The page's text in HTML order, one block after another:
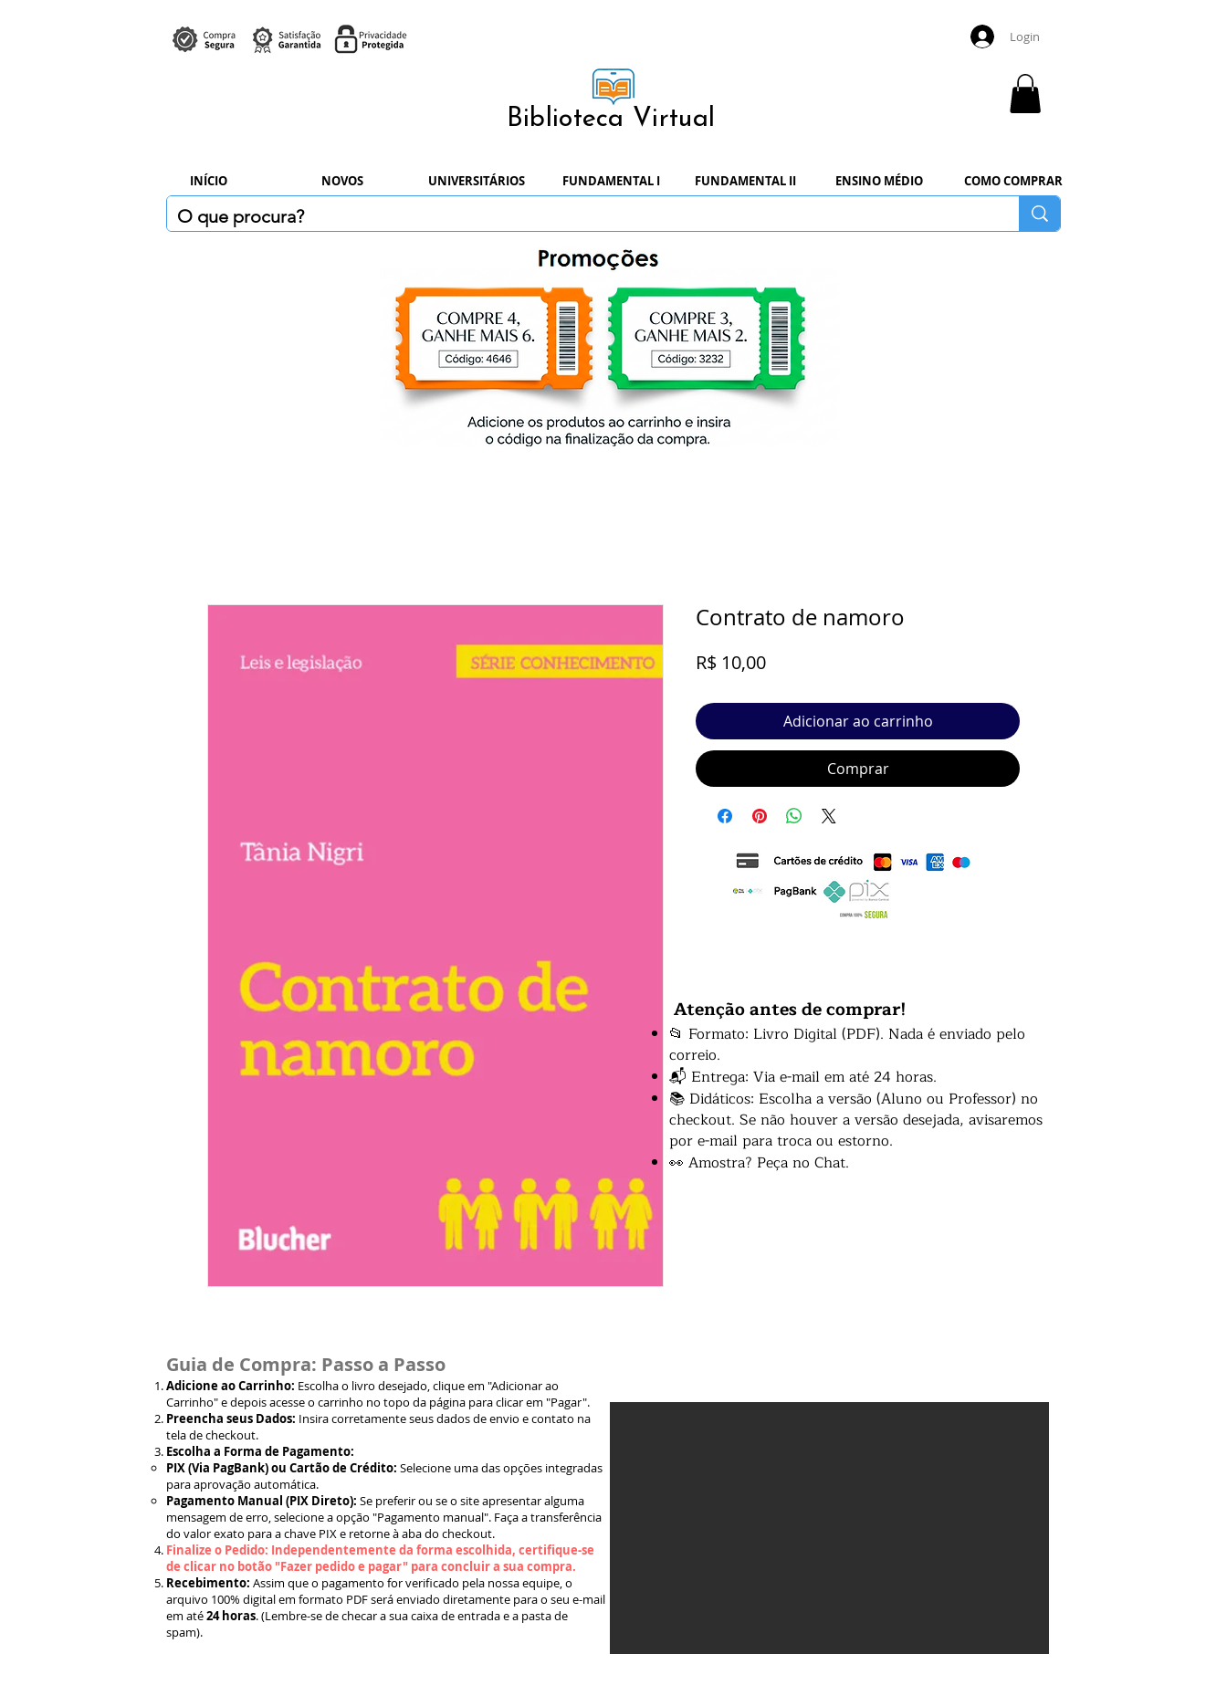
Login
Biblioteca Virtual
INÍCIO NOVOS UNIVERSITÁRIOS FUNDAMENTAL I FUNDAMENTAL II ENSINO MÉDIO COMO COMPRAR
Contrato de namoro
R$ 10,00Preço
Adicionar ao carrinho
Comprar
Atenção antes de comprar!
📂 Formato: Livro Digital (PDF). Nada é enviado pelo
correio.
📬 Entrega: Via e-mail em até 24 horas.
📚 Didáticos: Escolha a versão (Aluno ou Professor) no
checkout. Se não houver a versão desejada, avisaremos
por e-mail para troca ou estorno.
👀 Amostra? Peça no Chat.
Guia de Compra: Passo a Passo
Adicione ao Carrinho: Escolha o livro desejado, clique em "Adicionar ao
Carrinho" e depois acesse o carrinho no topo da página para clicar em "Pagar".
Preencha seus Dados: Insira corretamente seus dados de envio e contato na
tela de checkout.
Escolha a Forma de Pagamento:
PIX (Via PagBank) ou Cartão de Crédito: Selecione uma das opções integradas
para aprovação automática.
Pagamento Manual (PIX Direto): Se preferir ou se o site apresentar alguma
mensagem de erro, selecione a opção "Pagamento manual". Faça a transferência
do valor exato para a chave PIX e retorne à aba do checkout.
Finalize o Pedido: Independentemente da forma escolhida, certifique-se
de clicar no botão "Fazer pedido e pagar" para concluir a sua compra.
Recebimento: Assim que o pagamento for verificado pela nossa equipe, o
arquivo 100% digital em formato PDF será enviado diretamente para o seu e-mail
em até24 horas. (Lembre-se de checar a sua caixa de entrada e a pasta de
spam).